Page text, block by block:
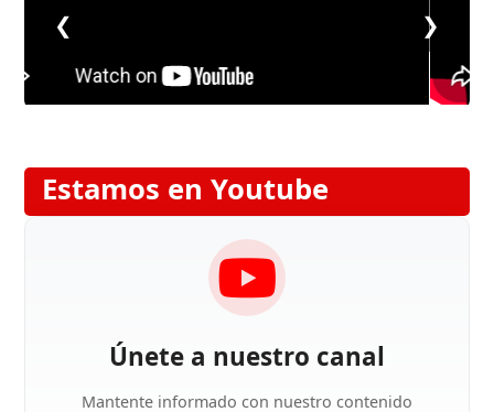
❮ ❯
Estamos en Youtube
Únete a nuestro canal
Mantente informado con nuestro contenido